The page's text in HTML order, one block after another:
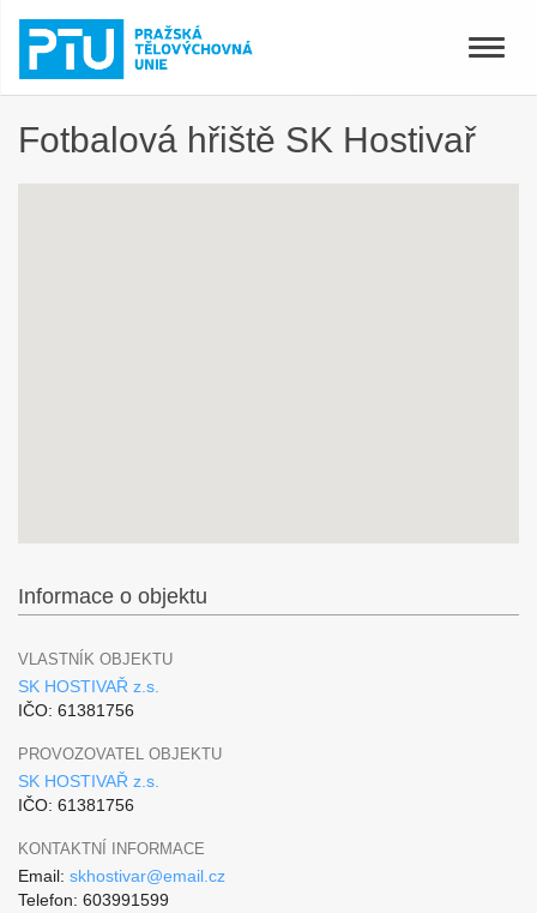
Toggle
Fotbalová hřiště SK Hostivař
Informace o objektu
VLASTNÍK OBJEKTU
SK HOSTIVAŘ z.s.
IČO: 61381756
PROVOZOVATEL OBJEKTU
SK HOSTIVAŘ z.s.
IČO: 61381756
KONTAKTNÍ INFORMACE
Email: skhostivar@email.cz
Telefon: 603991599